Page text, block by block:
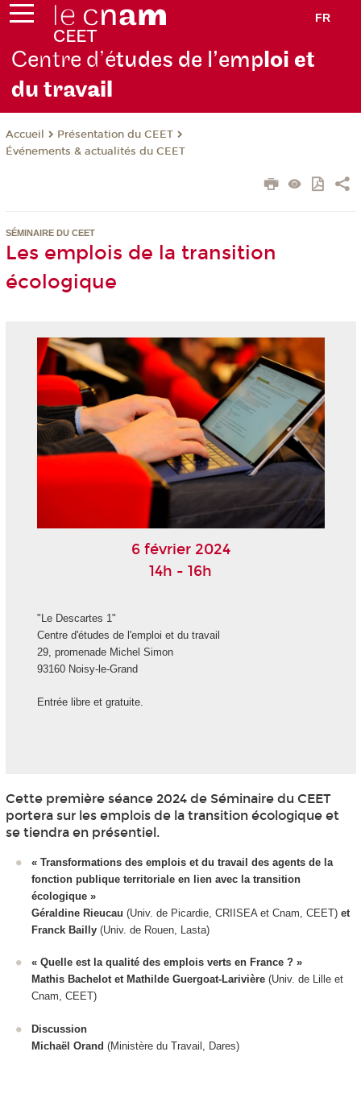
FR
Centre d’études de l’emploi et
du travail
Accueil
Présentation du CEET
Événements & actualités du CEET
SÉMINAIRE DU CEET
Les emplois de la transition
écologique
6 février 2024
14h - 16h
"Le Descartes 1"
Centre d'études de l'emploi et du travail
29, promenade Michel Simon
93160 Noisy-le-Grand
Entrée libre et gratuite.
Cette première séance 2024 de Séminaire du CEET
portera sur les emplois de la transition écologique et
se tiendra en présentiel.
« Transformations des emplois et du travail des agents de la
fonction publique territoriale en lien avec la transition
écologique »
Géraldine Rieucau (Univ. de Picardie, CRIISEA et Cnam, CEET) et
Franck Bailly (Univ. de Rouen, Lasta)
« Quelle est la qualité des emplois verts en France ? »
Mathis Bachelot et Mathilde Guergoat-Larivière (Univ. de Lille et
Cnam, CEET)
Discussion
Michaël Orand (Ministère du Travail, Dares)